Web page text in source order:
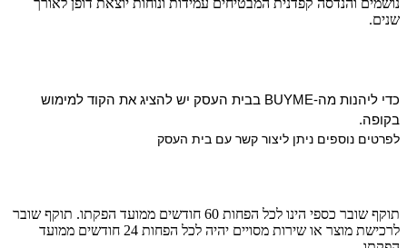
שנים.
בקופה.
לפרטים נוספים ניתן ליצור קשר עם בית העסק
תוקף שובר כספי הינו לכל הפחות 60 חודשים ממועד הפקתו. תוקף שובר
לרכישת מוצר או שירות מסויים יהיה לכל הפחות 24 חודשים ממועד